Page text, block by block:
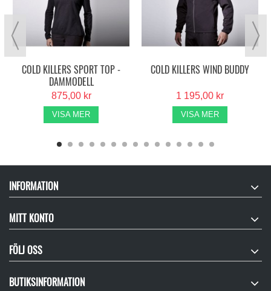
COLD KILLERS SPORT TOP -
DAMMODELL
875,00 kr
VISA MER
COLD KILLERS WIND BUDDY
1 195,00 kr
VISA MER
INFORMATION
MITT KONTO
FÖLJ OSS
BUTIKSINFORMATION